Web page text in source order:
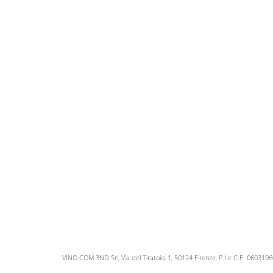
VINO.COM 3ND Srl, Via del Tiratoio, 1, 50124 Firenze, P.I e C.F.